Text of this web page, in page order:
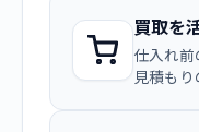
買取を
仕入れ
見積もり